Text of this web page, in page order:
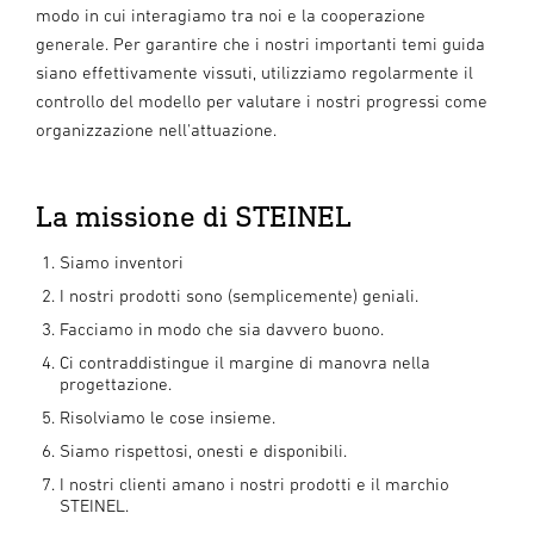
modo in cui interagiamo tra noi e la cooperazione
generale. Per garantire che i nostri importanti temi guida
siano effettivamente vissuti, utilizziamo regolarmente il
controllo del modello per valutare i nostri progressi come
organizzazione nell'attuazione.
La missione di STEINEL
Siamo inventori
I nostri prodotti sono (semplicemente) geniali.
Facciamo in modo che sia davvero buono.
Ci contraddistingue il margine di manovra nella
progettazione.
Risolviamo le cose insieme.
Siamo rispettosi, onesti e disponibili.
I nostri clienti amano i nostri prodotti e il marchio
STEINEL.